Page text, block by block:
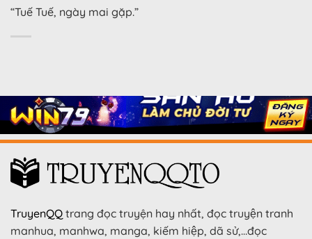
“Tuế Tuế, ngày mai gặp.”
TruyenQQ trang đọc truyện hay nhất, đọc truyện tranh
manhua, manhwa, manga, kiếm hiệp, dã sử,…đọc